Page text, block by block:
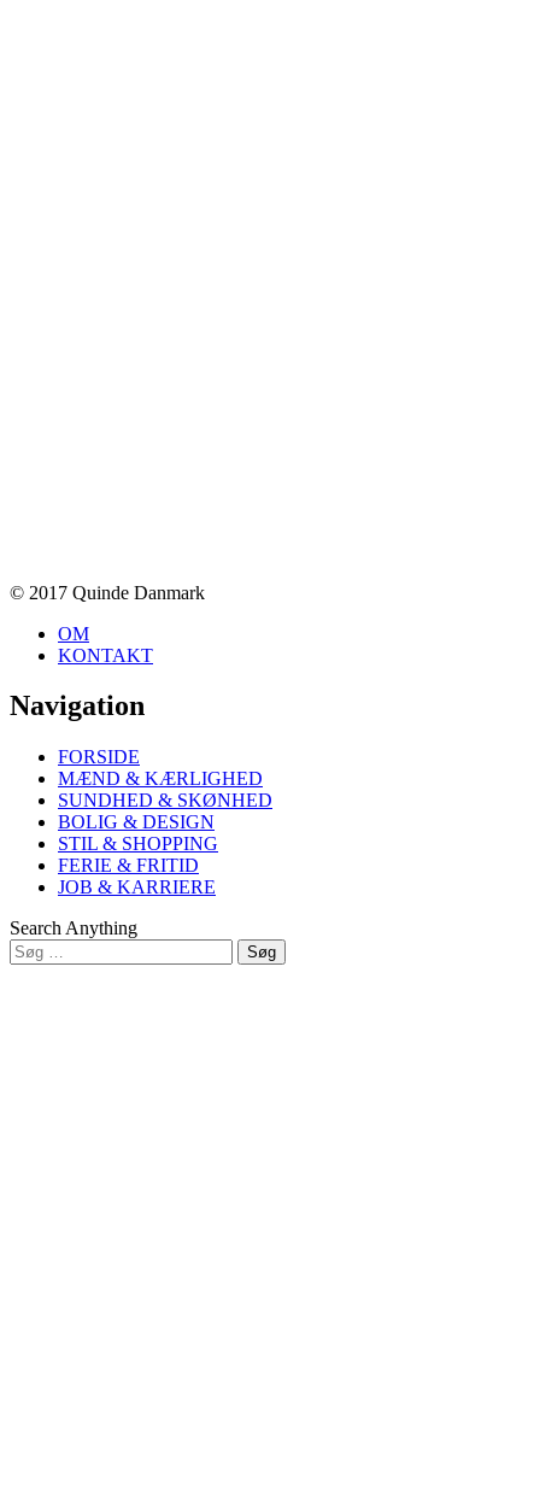
To
© 2017 Quinde Danmark
OM
KONTAKT
Navigation
FORSIDE
MÆND & KÆRLIGHED
SUNDHED & SKØNHED
BOLIG & DESIGN
STIL & SHOPPING
FERIE & FRITID
JOB & KARRIERE
Search Anything
Søg
efter: